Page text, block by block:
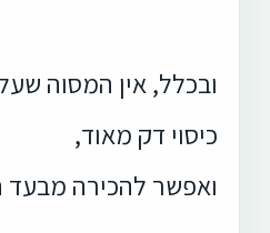
ובכלל, אין המסוה
כיסוי דק מאוד,
ואפשר להכירה מבעד